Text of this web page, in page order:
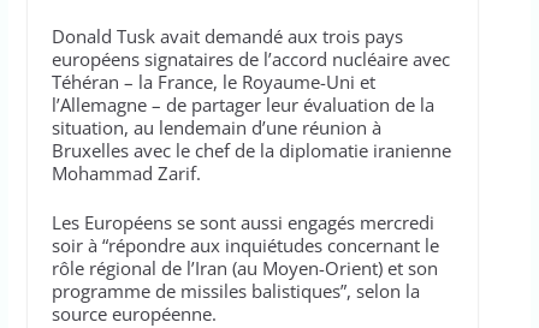
Donald Tusk avait demandé aux trois pays
européens signataires de l’accord nucléaire avec
Téhéran – la France, le Royaume-Uni et
l’Allemagne – de partager leur évaluation de la
situation, au lendemain d’une réunion à
Bruxelles avec le chef de la diplomatie iranienne
Mohammad Zarif.
Les Européens se sont aussi engagés mercredi
soir à “répondre aux inquiétudes concernant le
rôle régional de l’Iran (au Moyen-Orient) et son
programme de missiles balistiques”, selon la
source européenne.